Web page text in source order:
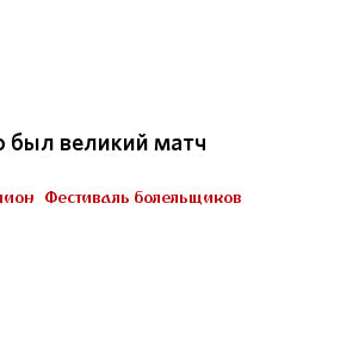
был великий матч
Фестиваль болельщиков